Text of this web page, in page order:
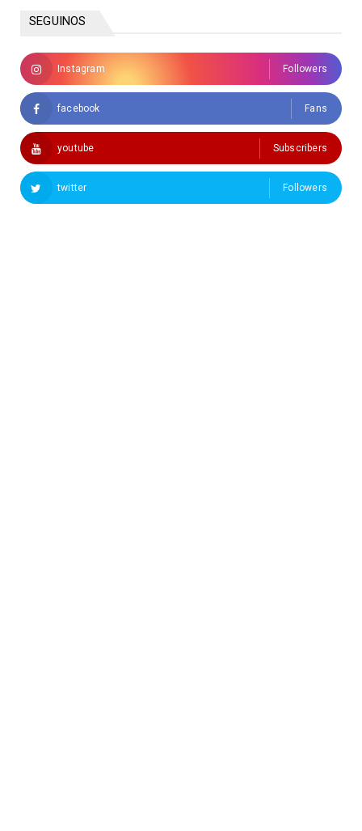
SEGUINOS
Instagram Followers
facebook Fans
youtube Subscribers
twitter Followers